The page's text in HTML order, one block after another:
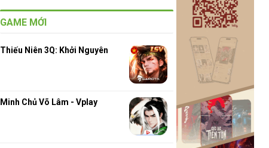
GAME MỚI
Thiếu Niên 3Q: Khởi Nguyên
Minh Chủ Võ Lâm - Vplay